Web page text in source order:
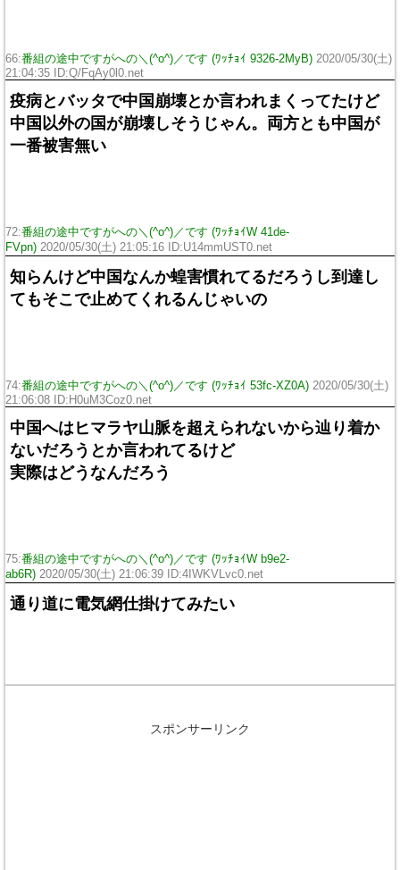
66:番組の途中ですがへの＼(^o^)／です (ﾜｯﾁｮｲ 9326-2MyB) 2020/05/30(土)
21:04:35 ID:Q/FqAy0l0.net
疫病とバッタで中国崩壊とか言われまくってたけど
中国以外の国が崩壊しそうじゃん。両方とも中国が
一番被害無い
72:番組の途中ですがへの＼(^o^)／です (ﾜｯﾁｮｲW 41de-
FVpn) 2020/05/30(土) 21:05:16 ID:U14mmUST0.net
知らんけど中国なんか蝗害慣れてるだろうし到達し
てもそこで止めてくれるんじゃいの
74:番組の途中ですがへの＼(^o^)／です (ﾜｯﾁｮｲ 53fc-XZ0A) 2020/05/30(土)
21:06:08 ID:H0uM3Coz0.net
中国へはヒマラヤ山脈を超えられないから辿り着か
ないだろうとか言われてるけど
実際はどうなんだろう
75:番組の途中ですがへの＼(^o^)／です (ﾜｯﾁｮｲW b9e2-
ab6R) 2020/05/30(土) 21:06:39 ID:4IWKVLvc0.net
通り道に電気網仕掛けてみたい
スポンサーリンク